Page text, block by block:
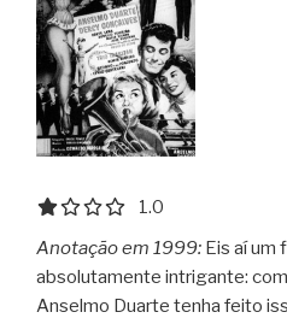
1.0 out of 5.0 stars
1.0
Anotação em 1999: Eis aí um
absolutamente intrigante:
Anselmo Duarte tenha feito